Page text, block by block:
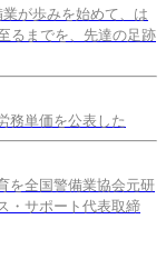
が歩みを始めて、は
るまでを、先達の足跡
務単価を公表した
を全国警備業協会元研
・サポート代表取締